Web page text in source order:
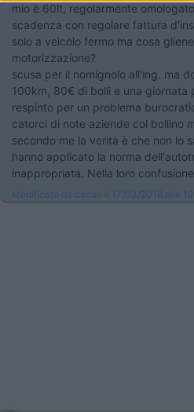
mio è 60lt, regolarmente
scadenza con regolare fattura
solo a veicolo fermo ma cosa
motorizzazione?
scusa per il nomignolo all'ing. ma
100km, 80€ di bolli e una giornata
respinto per un problema
catorci di note aziende col bollino
secondo me la verità è che non lo
hanno applicato la norma
inappropriata. Nella loro
Modificato da cacao il 17/03/2018 alle